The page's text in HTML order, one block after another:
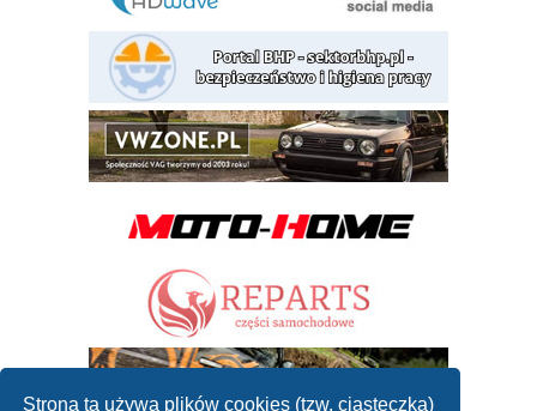
Strona ta używa plików cookies (tzw. ciasteczka)